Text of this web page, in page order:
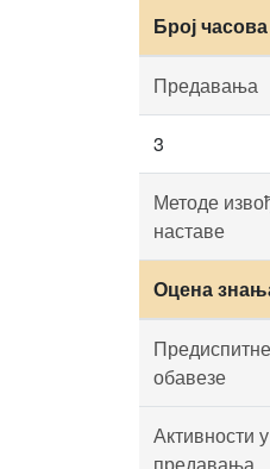
Број
Предавања
3
Методе
наставе
Оцена
Предиспитне
обавезе
Активности